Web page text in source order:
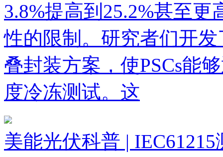
3.8%提高到25.2%甚至
性的限制。研究者们开
叠封装方案，使PSCs能
度冷冻测试。这
美能光伏科普 | IEC61215